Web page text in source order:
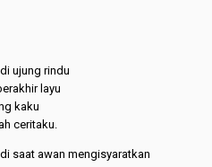
ujung rindu
layu
kaku
ceritaku.
saat awan mengisyaratkan